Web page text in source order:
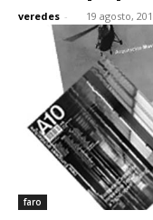
veredes - 19 agosto,
faro